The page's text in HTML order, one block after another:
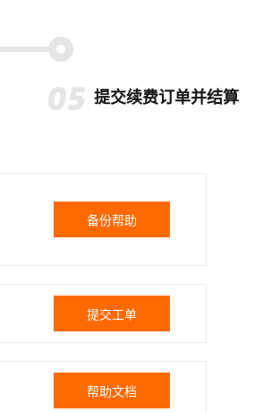
提交续费订单并结算
备份帮助
提交工单
帮助文档